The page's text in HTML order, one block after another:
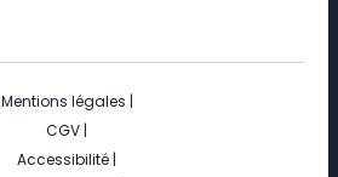
Mentions légales |
CGV |
Accessibilité |